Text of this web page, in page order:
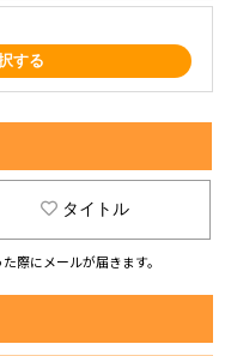
する
タイトル
際にメールが届きます。